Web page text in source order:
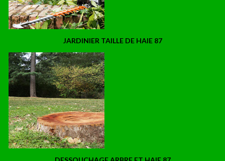
JARDINIER TAILLE DE HAIE 87